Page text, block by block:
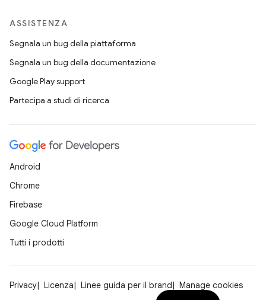
ASSISTENZA
Segnala un bug della piattaforma
Segnala un bug della documentazione
Google Play support
Partecipa a studi di ricerca
Android
Chrome
Firebase
Google Cloud Platform
Tutti i prodotti
Privacy Licenza Linee guida per il brand
Manage cookies